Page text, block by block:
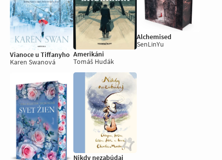
Vianoce u Tiffanyho
Karen Swanová
Amerikáni
Tomáš Hudák
Alchemised
SenLinYu
Nikdy nezabúdaj